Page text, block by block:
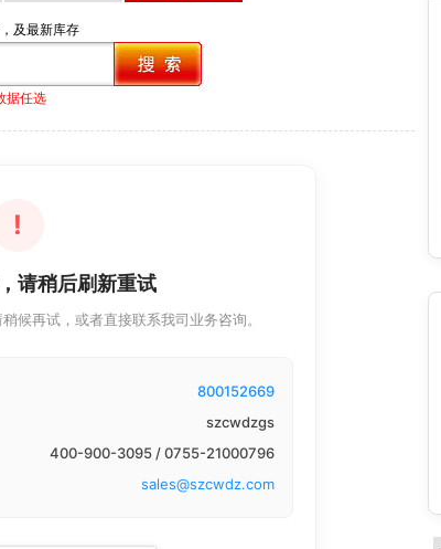
及最新库存
据任选
!
请稍后刷新重试
候再试，或者直接联系我司业务咨询。
800152669
szcwdzgs
400-900-3095 / 0755-21000796
sales@szcwdz.com